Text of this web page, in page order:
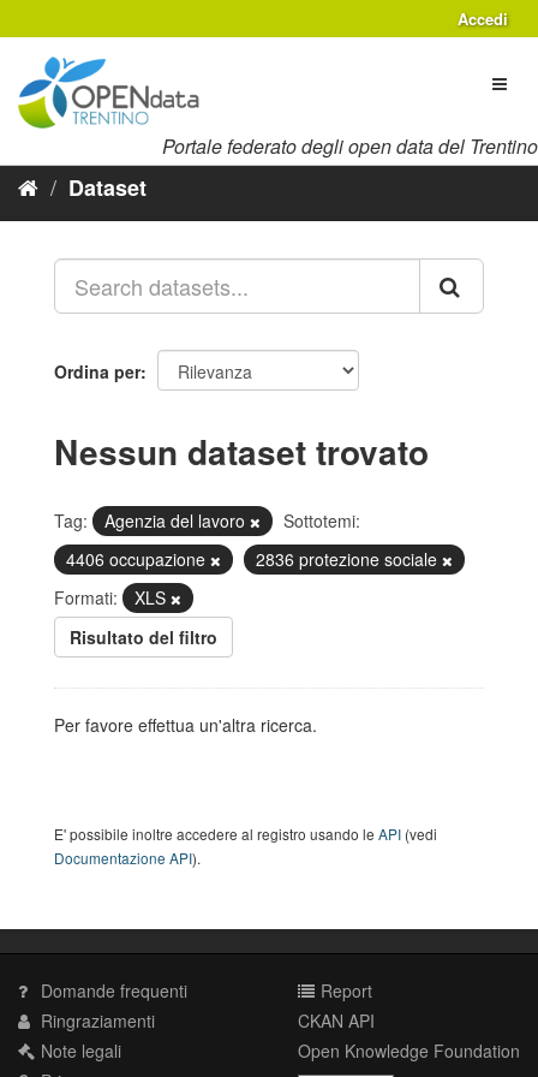
al
contenuto
Accedi
Portale federato degli open data del Trentino
Dataset
Ordina per
Nessun dataset trovato
Tag: Agenzia del lavoro
Sottotemi:
4406 occupazione
2836 protezione sociale
Formati:
XLS
Risultato del filtro
Per favore effettua un'altra ricerca.
E' possibile inoltre accedere al registro usando le API (vedi
Documentazione API).
Domande frequenti
Ringraziamenti
Note legali
Report
CKAN API
Open Knowledge Foundation